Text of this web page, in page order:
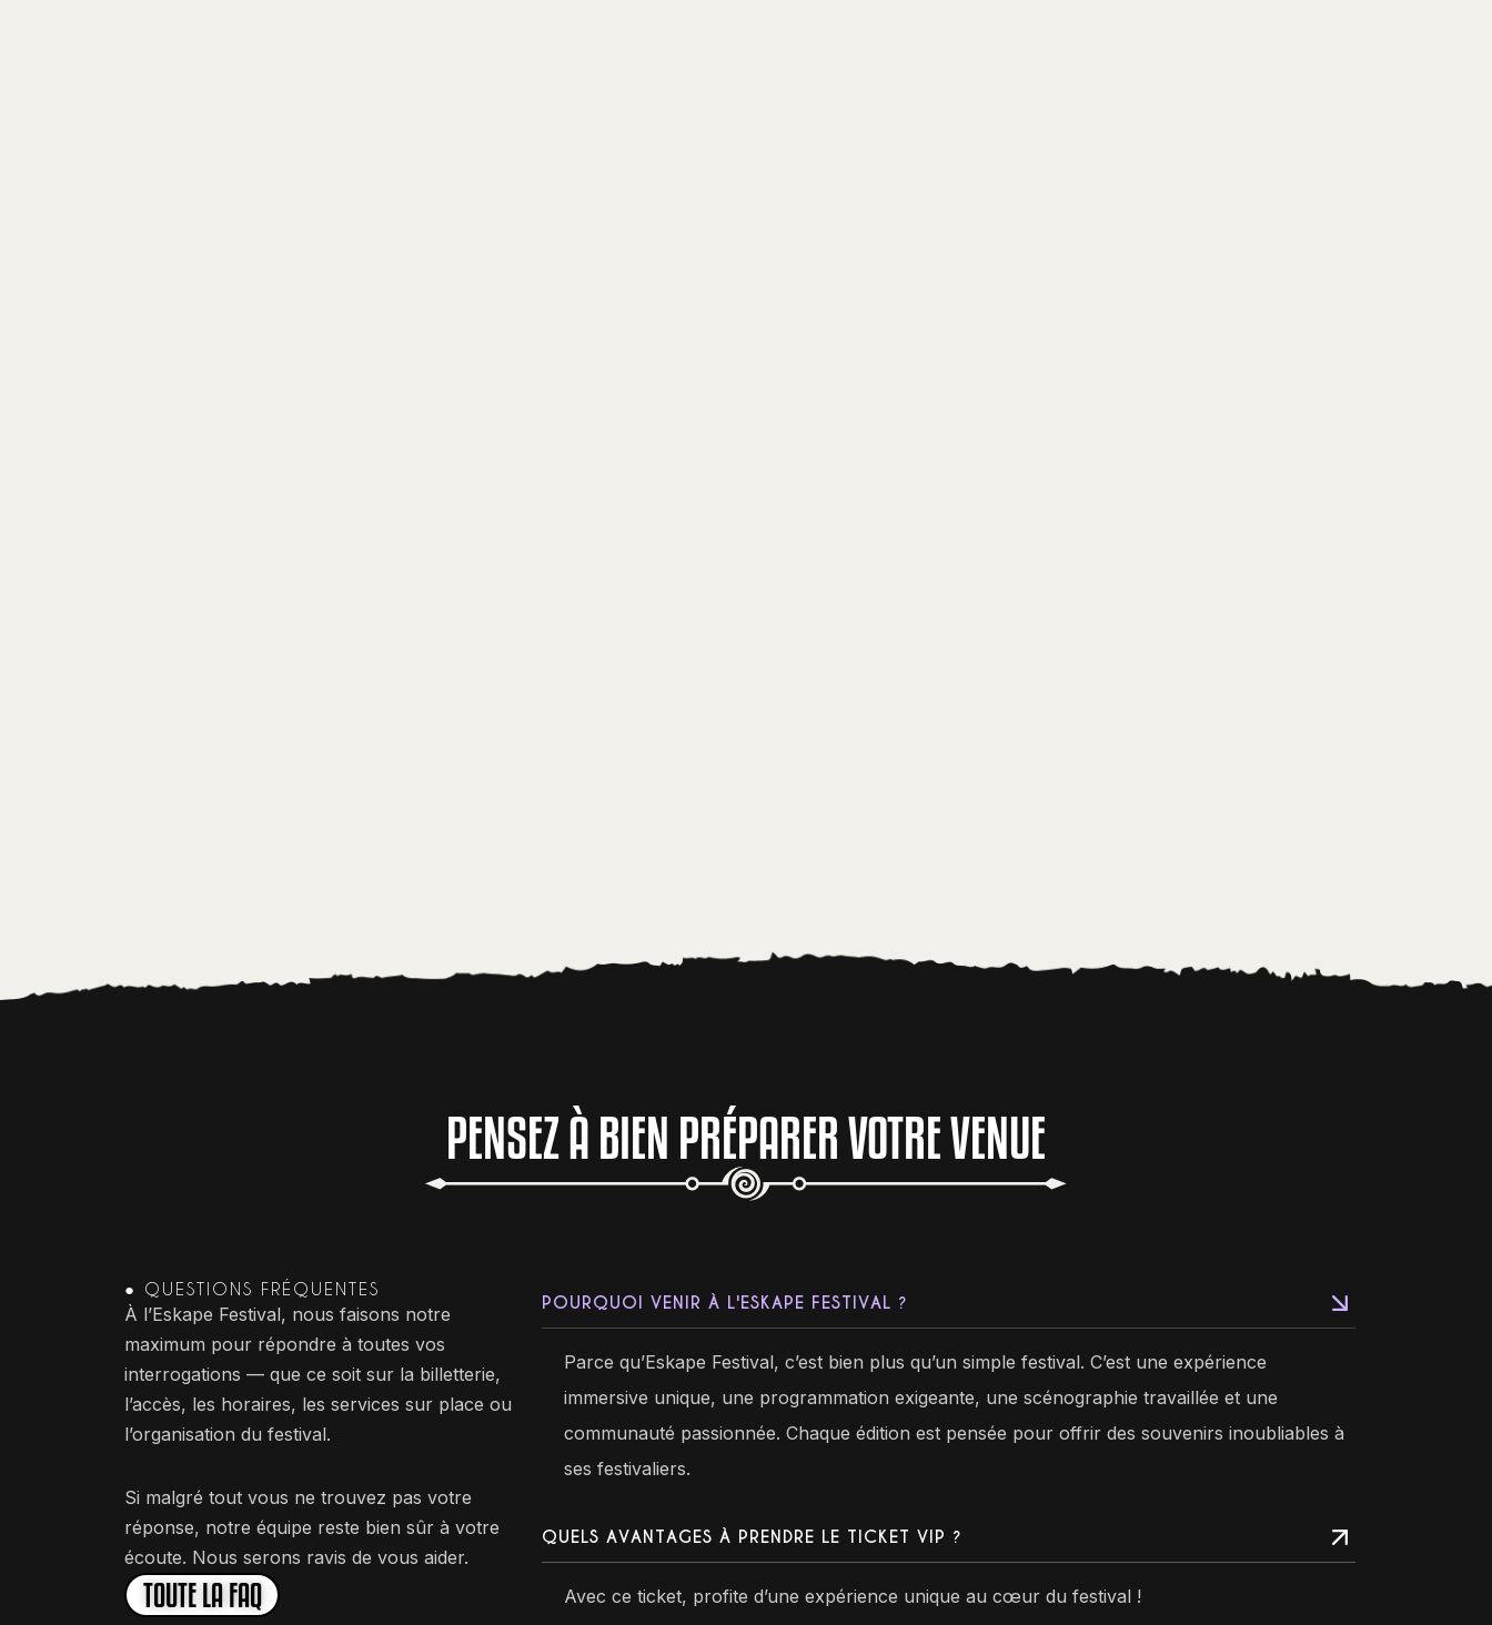
PENSEZ À BIEN PRÉPARER VOTRE VENUE
● QUESTIONS FRÉQUENTES
À l’Eskape Festival, nous faisons notre
maximum pour répondre à toutes vos
interrogations — que ce soit sur la billetterie,
l’accès, les horaires, les services sur place ou
l’organisation du festival.
Si malgré tout vous ne trouvez pas votre
réponse, notre équipe reste bien sûr à votre
écoute. Nous serons ravis de vous aider.
TOUTE LA FAQ
POURQUOI VENIR À L'ESKAPE FESTIVAL ?
Parce qu’Eskape Festival, c’est bien plus qu’un simple festival. C’est une expérience
immersive unique, une programmation exigeante, une scénographie travaillée et une
communauté passionnée. Chaque édition est pensée pour offrir des souvenirs inoubliables à
ses festivaliers.
QUELS AVANTAGES À PRENDRE LE TICKET VIP ?
Avec ce ticket, profite d’une expérience unique au cœur du festival !